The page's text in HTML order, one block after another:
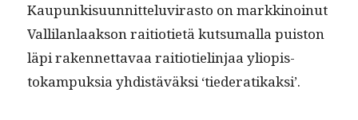
Kaupunkisu­un­nit­telu­vi­ras­to on markki­noin­ut
Vallilan­laak­son raiti­oti­etä kut­sumal­la puis­ton
läpi raken­net­tavaa raiti­otielin­jaa yliopis­
tokam­puk­sia yhdis­täväk­si ‘tieder­atikak­si’.